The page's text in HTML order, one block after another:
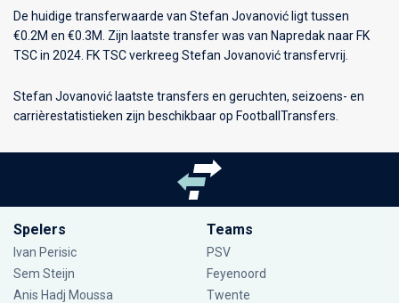
De huidige transferwaarde van Stefan Jovanović ligt tussen
€0.2M en €0.3M. Zijn laatste transfer was van Napredak naar FK
TSC in 2024. FK TSC verkreeg Stefan Jovanović transfervrij.
Stefan Jovanović laatste transfers en geruchten, seizoens- en
carrièrestatistieken zijn beschikbaar op FootballTransfers.
Spelers
Ivan Perisic
Sem Steijn
Anis Hadj Moussa
Teams
PSV
Feyenoord
Twente